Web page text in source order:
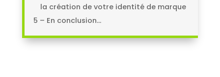
la création de votre identité de marque
5 – En conclusion…